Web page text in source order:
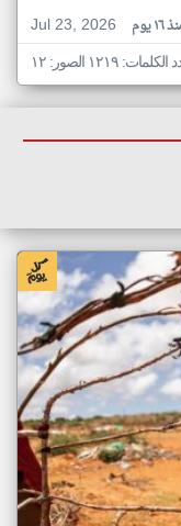
Jul 23, 2026
١٦ يوم
١٢١٩ الصور: ١٢